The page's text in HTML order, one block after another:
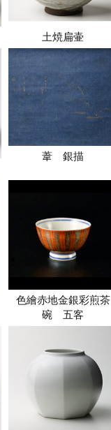
土焼扁壷
葦 銀描
色繪赤地金銀彩煎茶
碗 五客